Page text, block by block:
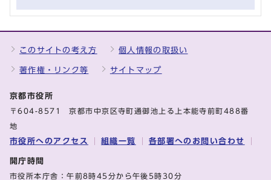
このサイトの考え方 個人情報の取扱い
著作権・リンク等 サイトマップ
京都市役所
〒604-8571 京都市中京区寺町通御池上る上本能寺前町488番
地
市役所へのアクセス 組織一覧 各部署へのお問い合わせ
開庁時間
市役所本庁舎：午前8時45分から午後5時30分